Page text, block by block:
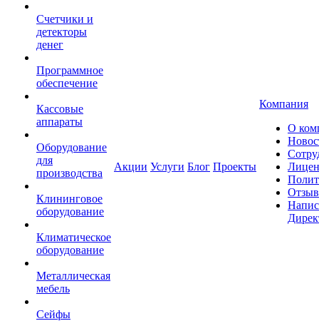
Счетчики и
детекторы
денег
Программное
обеспечение
Кассовые
аппараты
Оборудование
для
производства
Клининговое
оборудование
Климатическое
оборудование
Металлическая
мебель
Сейфы
Акции Услуги Блог Проекты
Компания
О